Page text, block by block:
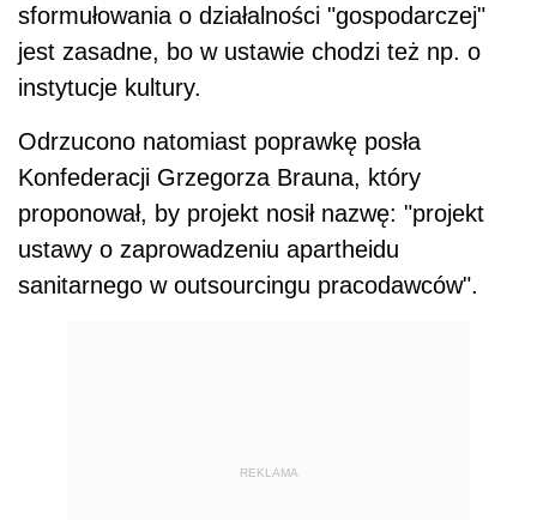
sformułowania o działalności "gospodarczej"
jest zasadne, bo w ustawie chodzi też np. o
instytucje kultury.
Odrzucono natomiast poprawkę posła
Konfederacji Grzegorza Brauna, który
proponował, by projekt nosił nazwę: "projekt
ustawy o zaprowadzeniu apartheidu
sanitarnego w outsourcingu pracodawców".
REKLAMA